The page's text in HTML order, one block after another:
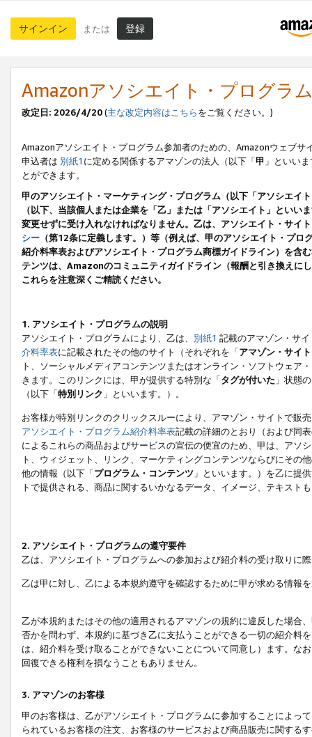
サインイン または 登録
Amazonアソシエイト・プログラ
改定日: 2026/4/20(主な改定内容はこちらをご覧ください。)
Amazonアソシエイト・プログラム参加者のための、Amazonウェブサ
申込者は 別紙1 に定める関係するアマゾンの法人（以下「甲 」といい
とができます。
甲のアソシエイト・マーケティング・プログラム（以下「アソシエイ
（以下、当該個人または企業を「乙」または「アソシエイト」とい
変更せずに受け入れなければなりません。乙は、アソシエイト・サイ
シー （第12条に定義します。）等（例えば、甲のアソシエイト・プ
紹介料率表およびアソシエイト・プログラム商標ガイドライン）を
テンツは、Amazonのコミュニティガイドライン（報酬と引き換えに
これらを注意深くご精読ください。
1. アソシエイト・プログラムの説明
アソシエイト・プログラムにより、乙は、 別紙1 記載のアマゾン・サ
介料率表に記載されたその他のサイト（それぞれを「アマゾン・サイト
ト、ソーシャルメディアコンテンツまたはオンライン・ソフトウェア
きます。このリンクには、甲が提供する特別な「タグが付いた 」状態
（以下「特別リンク 」といいます。）。
お客様が特別リンクのクリックスルーにより、アマゾン・サイトで販
アソシエイト・プログラム紹介料率表記載の詳細のとおり（および同
によるこれらの商品およびサービスの宣伝の便宜のため、甲は、アソ
ト、ウィジェット、リンク、マーケティングコンテンツならびにその
他の情報（以下「プログラム・コンテンツ 」といいます。）を乙に提
トで提供される、商品に関するいかなるデータ、イメージ、テキス
2. アソシエイト・プログラムの遵守要件
乙は、アソシエイト・プログラムへの参加および紹介料の受け取りに
乙は甲に対し、乙による本規約遵守を確認するために甲が求める情報
乙が本規約またはその他の適用されるアマゾンの規約に違反した場合
否かを問わず、本規約に基づき乙に支払うことができる一切の紹介料
は、紹介料を受け取ることができないことについて同意し）ます。な
回復できる権利を損なうこともありません。
3. アマゾンのお客様
甲のお客様は、乙がアソシエイト・プログラムに参加することによっ
られているお客様の注文、お客様のサービスおよび商品販売に関する